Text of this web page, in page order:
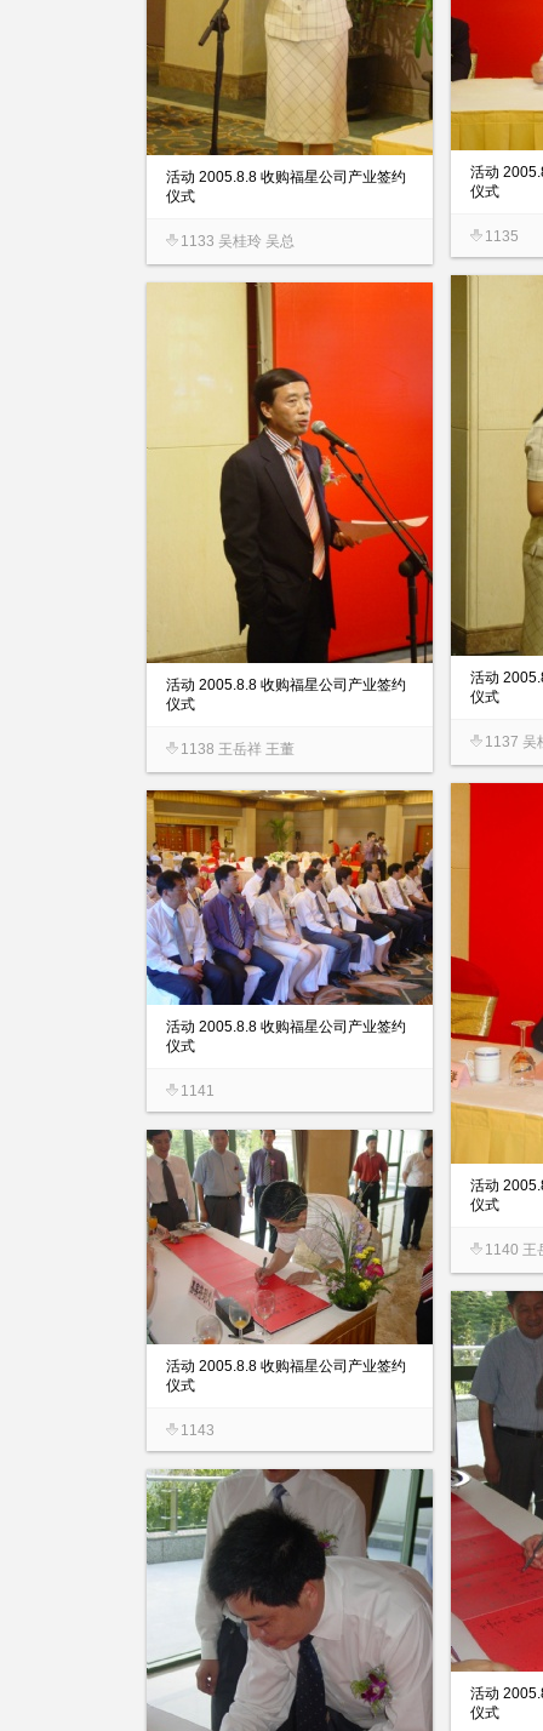
活动 2005.8.8 收购福星公司产业签约
仪式
1133 吴桂玲 吴总
活动
仪式
1135
活动
仪式
1137 吴
活动 2005.8.8 收购福星公司产业签约
仪式
1138 王岳祥 王董
活动
仪式
1140 王
活动 2005.8.8 收购福星公司产业签约
仪式
1141
活动 2005.8.8 收购福星公司产业签约
仪式
1143
活动
仪式